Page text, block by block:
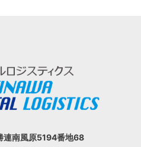
連南風原5194番地68